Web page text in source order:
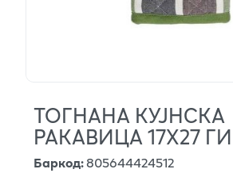
ТОГНАНА КУЈНСКА
РАКАВИЦА 17Х27
Баркод:805644424512